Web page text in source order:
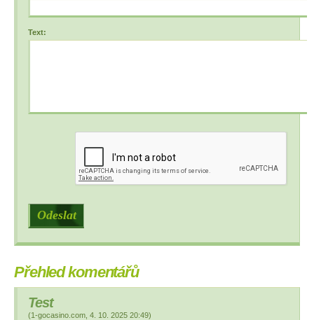
Text:
Přehled komentářů
Test
(1-gocasino.com 4. 10. 2025 20:49)